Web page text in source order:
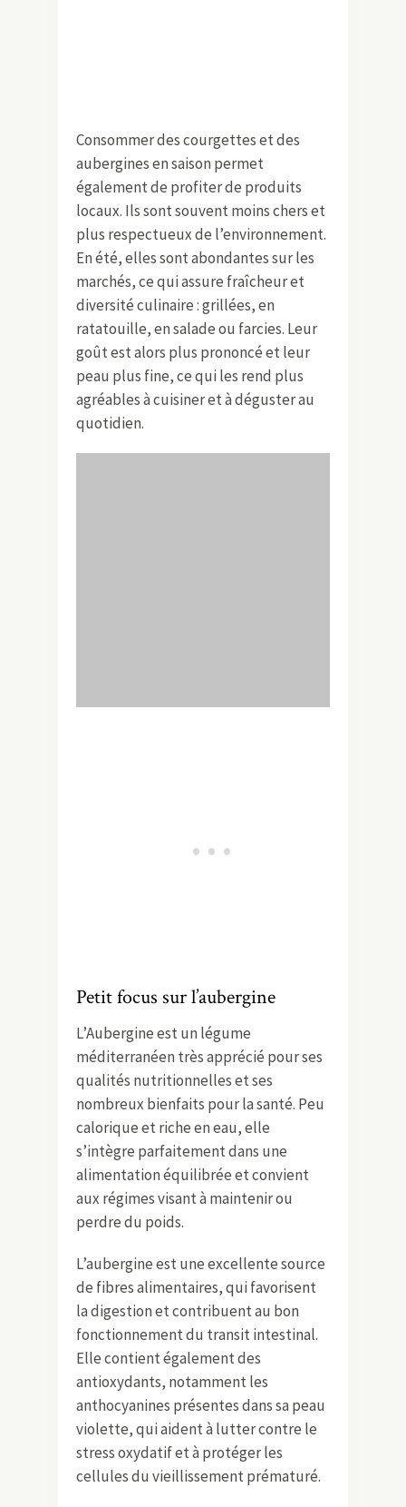
Consommer des courgettes et des
aubergines en saison permet
également de profiter de produits
locaux. Ils sont souvent moins chers et
plus respectueux de l’environnement.
En été, elles sont abondantes sur les
marchés, ce qui assure fraîcheur et
diversité culinaire : grillées, en
ratatouille, en salade ou farcies. Leur
goût est alors plus prononcé et leur
peau plus fine, ce qui les rend plus
agréables à cuisiner et à déguster au
quotidien.
Petit focus sur l’aubergine
L’Aubergine est un légume
méditerranéen très apprécié pour ses
qualités nutritionnelles et ses
nombreux bienfaits pour la santé. Peu
calorique et riche en eau, elle
s’intègre parfaitement dans une
alimentation équilibrée et convient
aux régimes visant à maintenir ou
perdre du poids.
L’aubergine est une excellente source
de fibres alimentaires, qui favorisent
la digestion et contribuent au bon
fonctionnement du transit intestinal.
Elle contient également des
antioxydants, notamment les
anthocyanines présentes dans sa peau